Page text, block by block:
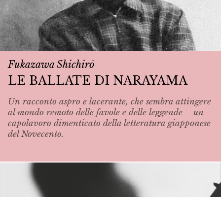
Fukazawa Shichirō
LE BALLATE DI NARAYAMA
Un racconto aspro e lacerante, che sembra attingere
al mondo remoto delle favole e delle leggende – un
capolavoro dimenticato della letteratura giapponese
del Novecento.